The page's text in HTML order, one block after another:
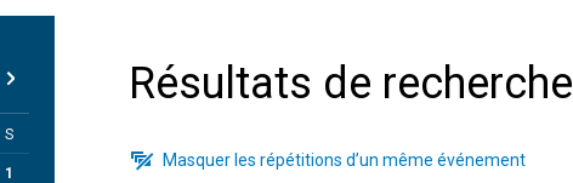
Résultats de recherche
Masquer les répétitions d’un même événement
S
1